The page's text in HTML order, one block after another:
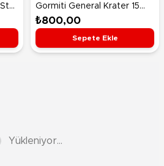
Gormiti General Krater 15
Cm Figür
₺800,00
Sepete Ekle
Yükleniyor...